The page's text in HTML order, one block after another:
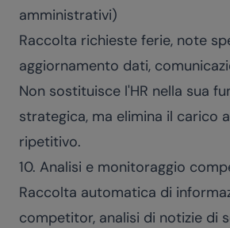
amministrativi)
Raccolta richieste ferie, note
aggiornamento dati,
Non sostituisce l'HR nella sua
strategica, ma elimina il carico
ripetitivo.
10. Analisi e monitoraggio
Raccolta automatica di
competitor, analisi di notizie di